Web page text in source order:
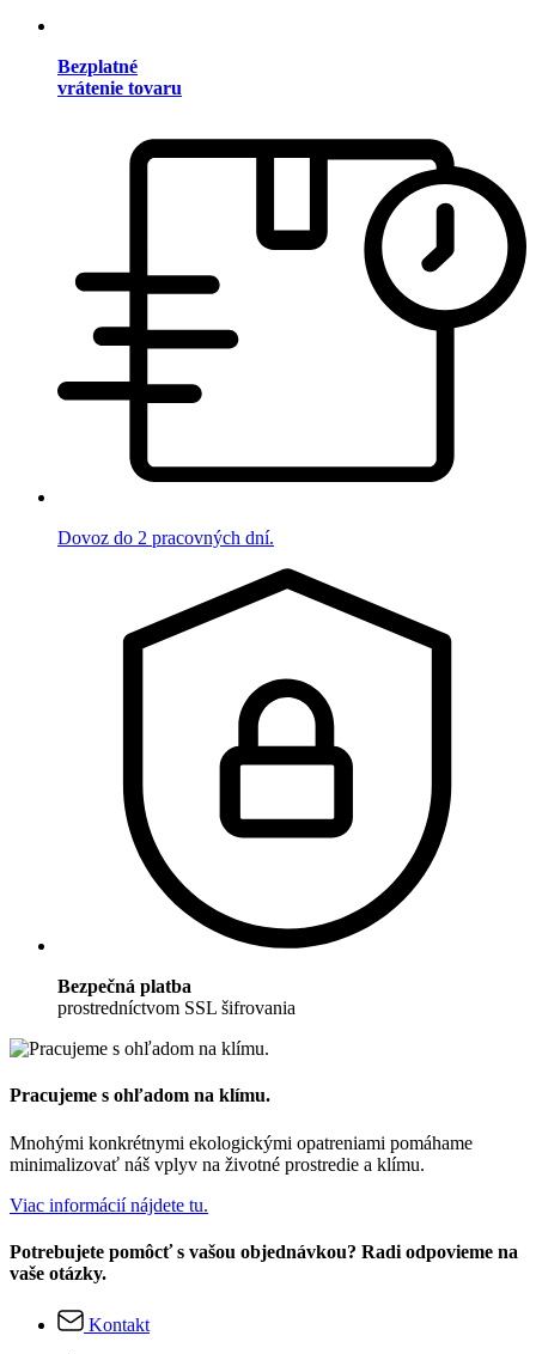
Bezplatné
vrátenie tovaru
Dovoz do 2 pracovných dní.
Bezpečná platba
prostredníctvom SSL šifrovania
Pracujeme s ohľadom na klímu.
Mnohými konkrétnymi ekologickými opatreniami pomáhame
minimalizovať náš vplyv na životné prostredie a klímu.
Viac informácií nájdete tu.
Potrebujete pomôcť s vašou objednávkou? Radi odpovieme na
vaše otázky.
Kontakt